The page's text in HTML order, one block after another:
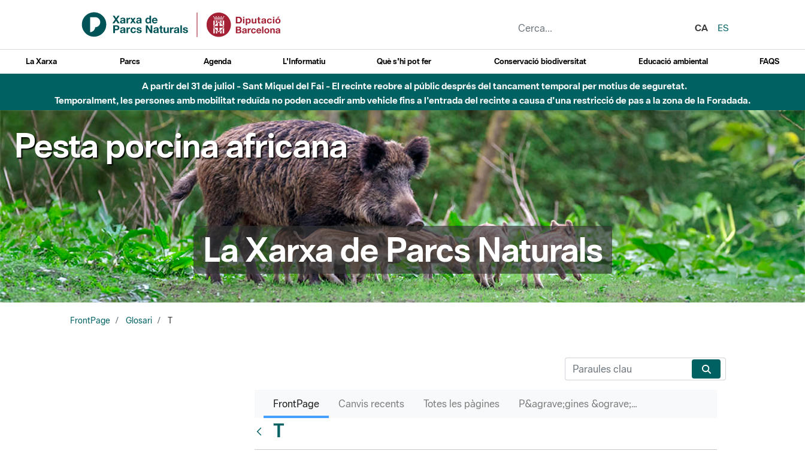
Salta al contingut principal
CA
ES
La Xarxa Parcs Agenda L'Informatiu Què s'hi pot fer Conservació biodiversitat Educació ambiental FAQS
A partir del 31 de juliol - Sant Miquel del Fai - El recinte reobre al públic després del tancament temporal per motius de seguretat.
Temporalment, les persones amb mobilitat reduïda no poden accedir amb vehicle fins a l'entrada del recinte a causa d'una restricció de pas a la zona de la Foradada.
Pesta porcina africana
La Xarxa de Parcs Naturals
FrontPage Glosari T
FrontPage Canvis recents Totes les pàgines P&agrave;gines &ograve;rfenes
T